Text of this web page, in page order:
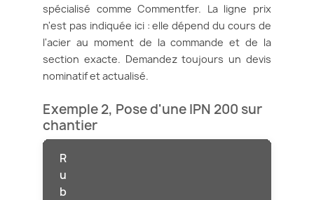
spécialisé comme Commentfer. La ligne prix
n'est pas indiquée ici : elle dépend du cours de
l'acier au moment de la commande et de la
section exacte. Demandez toujours un devis
nominatif et actualisé.
Exemple 2, Pose d'une IPN 200 sur
chantier
R
u
b